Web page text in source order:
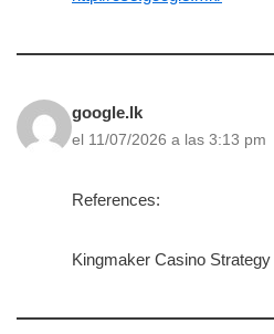
google.lk
el 11/07/2026 a las 3:13 pm
References:
Kingmaker Casino Strategy